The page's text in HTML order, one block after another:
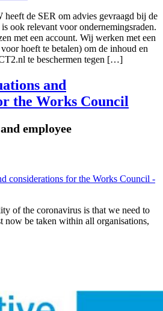
de SER om advies gevraagd bij de
ook relevant voor ondernemingsraden.
met een account. Wij werken met een
hoeft te betalen) om de inhoud en
te beschermen tegen […]
and
the Works Council
employee
of the coronavirus is that we need to
now be taken within all organisations,